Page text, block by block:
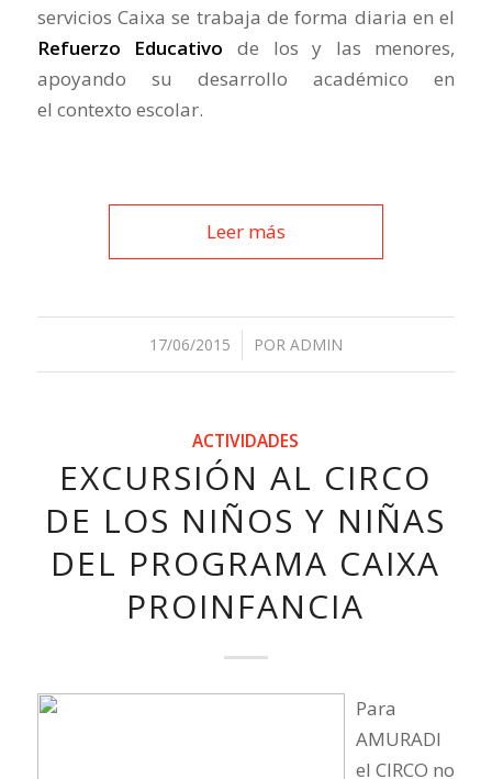
servicios Caixa se trabaja de forma diaria en el
Refuerzo Educativo de los y las menores,
apoyando su desarrollo académico en
el contexto escolar.
Leer más
17/06/2015
/ POR ADMIN
ACTIVIDADES
EXCURSIÓN AL CIRCO
DE LOS NIÑOS Y NIÑAS
DEL PROGRAMA CAIXA
PROINFANCIA
Para
AMURADI
el CIRCO no